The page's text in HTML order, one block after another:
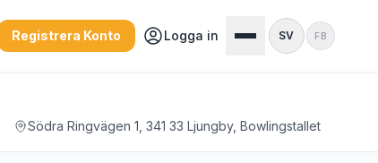
Registrera Konto Logga in SV FB
Södra Ringvägen 1, 341 33 Ljungby, Bowlingstallet